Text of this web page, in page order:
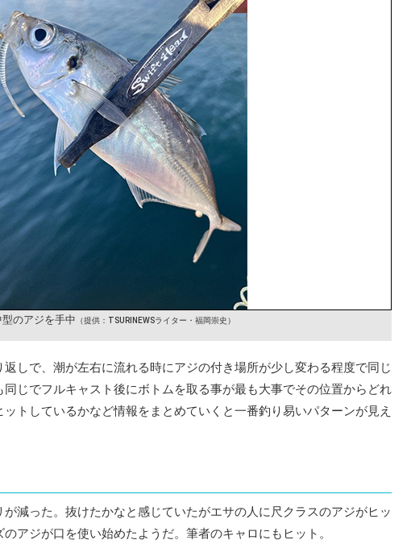
型のアジを手中 （提供：TSURINEWSライター・福岡崇史）
しで、潮が左右に流れる時にアジの付き場所が少し変わる程度で同じ
じでフルキャスト後にボトムを取る事が最も大事でその位置からどれ
トしているかなど情報をまとめていくと一番釣り易いパターンが見え
減った。抜けたかなと感じていたがエサの人に尺クラスのアジがヒッ
アジが口を使い始めたようだ。筆者のキャロにもヒット。